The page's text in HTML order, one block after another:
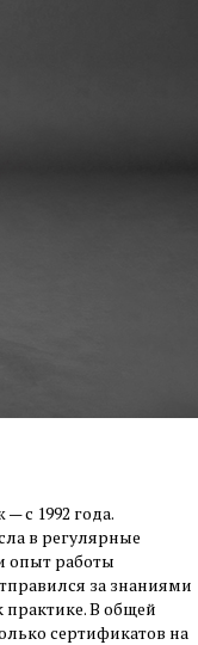
с 1992 года.
в регулярные
опыт работы
за знаниями
В общей
сертификатов на